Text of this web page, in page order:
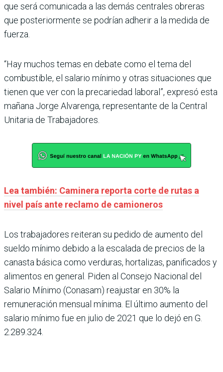
que será comunicada a las demás centrales obreras
que posteriormente se podrían adherir a la medida de
fuerza.
“Hay muchos temas en debate como el tema del
combustible, el salario mínimo y otras situaciones que
tienen que ver con la precariedad laboral”, expresó esta
mañana Jorge Alvarenga, representante de la Central
Unitaria de Trabajadores.
Lea también: Caminera reporta corte de rutas a
nivel país ante reclamo de camioneros
Los trabajadores reiteran su pedido de aumento del
sueldo mínimo debido a la escalada de precios de la
canasta básica como verduras, hortalizas, panificados y
alimentos en general. Piden al Consejo Nacional del
Salario Mínimo (Conasam) reajustar en 30% la
remuneración mensual mínima. El último aumento del
salario mínimo fue en julio de 2021 que lo dejó en G.
2.289.324.